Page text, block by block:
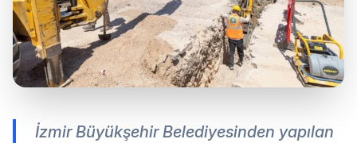
İzmir Büyükşehir Belediyesinden yapılan